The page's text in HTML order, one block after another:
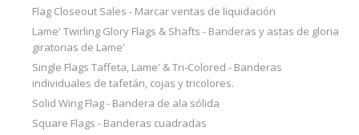
Flag Closeout Sales - Marcar ventas de liquidación
Lame' Twirling Glory Flags & Shafts - Banderas y astas de gloria
giratorias de Lame'
Single Flags Taffeta, Lame' & Tri-Colored - Banderas
individuales de tafetán, cojas y tricolores.
Solid Wing Flag - Bandera de ala sólida
Square Flags - Banderas cuadradas